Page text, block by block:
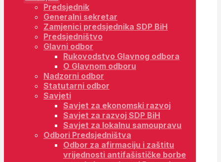
Predsjednik
Generalni sekretar
Zamjenici predsjednika SDP BiH
Predsjedništvo
Glavni odbor
Rukovodstvo Glavnog odbora
O Glavnom odboru
Nadzorni odbor
Statutarni odbor
Savjeti
Savjet za ekonomski razvoj
Savjet za razvoj SDP BiH
Savjet za lokalnu samoupravu
Odbori Predsjedništva
Odbor za afirmaciju i zaštitu
vrijednosti antifašističke borbe